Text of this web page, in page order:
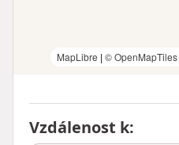
MapLibre | © OpenMapTiles
Vzdálenost k: